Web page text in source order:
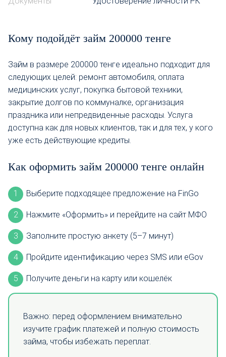
Кому подойдёт займ 200000 тенге
Займ в размере 200000 тенге идеально подходит для
следующих целей: ремонт автомобиля, оплата
медицинских услуг, покупка бытовой техники,
закрытие долгов по коммуналке, организация
праздника или непредвиденные расходы. Услуга
доступна как для новых клиентов, так и для тех, у кого
уже есть действующие кредиты.
Как оформить займ 200000 тенге онлайн
Выберите подходящее предложение на FinGo
Нажмите «Оформить» и перейдите на сайт МФО
Заполните простую анкету (5–7 минут)
Пройдите идентификацию через SMS или eGov
Получите деньги на карту или кошелёк
Важно: перед оформлением внимательно
изучите график платежей и полную стоимость
займа, чтобы избежать переплат.